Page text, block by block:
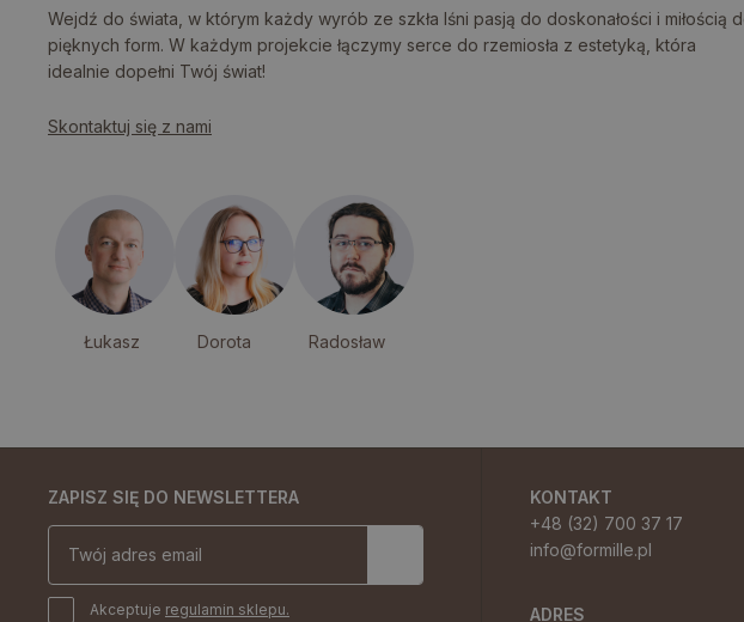
Wejdź do świata, w którym każdy wyrób ze szkła lśni pasją do doskonałości i miłością
pięknych form. W każdym projekcie łączymy serce do rzemiosła z estetyką, która
idealnie dopełni Twój świat!
Skontaktuj się z nami
Łukasz Dorota Radosław
ZAPISZ SIĘ DO NEWSLETTERA
Akceptuje regulamin sklepu.
KONTAKT
+48 (32) 700 37 17
info@formille.pl
ADRES